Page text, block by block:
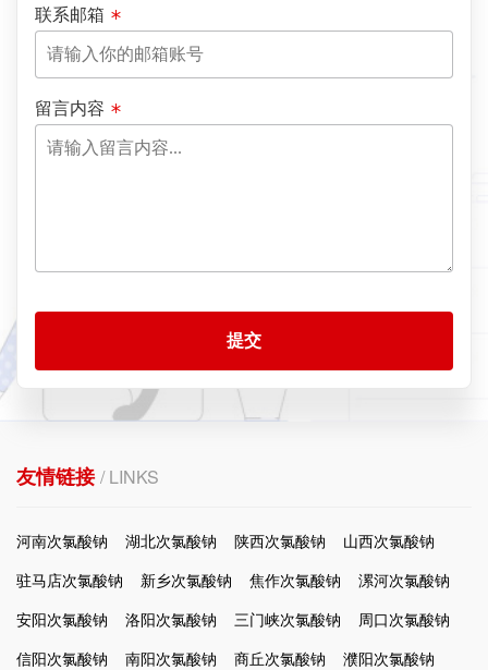
联系邮箱
留言内容
提交
友情链接/ LINKS
河南次氯酸钠 湖北次氯酸钠 陕西次氯酸钠
山西次氯酸钠
驻马店次氯酸钠
新乡次氯酸钠 焦作次氯酸钠
漯河次氯酸钠
安阳次氯酸钠
洛阳次氯酸钠 三门峡次氯酸钠
周口次氯酸钠
信阳次氯酸钠
南阳次氯酸钠 商丘次氯酸钠
濮阳次氯酸钠